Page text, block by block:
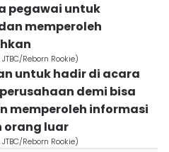
pegawai untuk
memperoleh
Reborn Rookie)
untuk hadir di acara
demi bisa
memperoleh informasi
orang luar
Reborn Rookie)